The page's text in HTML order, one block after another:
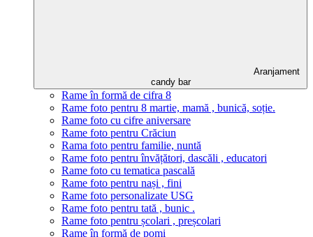
Aranjament
candy bar
Rame în formă de cifra 8
Rame foto pentru 8 martie, mamă , bunică, soție.
Rame foto cu cifre aniversare
Rame foto pentru Crăciun
Rama foto pentru familie, nuntă
Rame foto pentru învățători, dascăli , educatori
Rame foto cu tematica pascală
Rame foto pentru nași , fini
Rame foto personalizate USG
Rame foto pentru tată , bunic .
Rame foto pentru școlari , preșcolari
Rame în formă de pomi